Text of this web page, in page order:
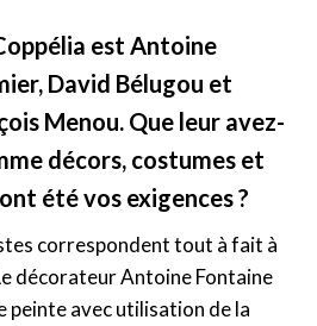
est Antoine
David Bélugou et
Menou. Que leur avez-
décors, costumes et
été vos exigences ?
correspondent tout à fait à
décorateur Antoine Fontaine
peinte avec utilisation de la